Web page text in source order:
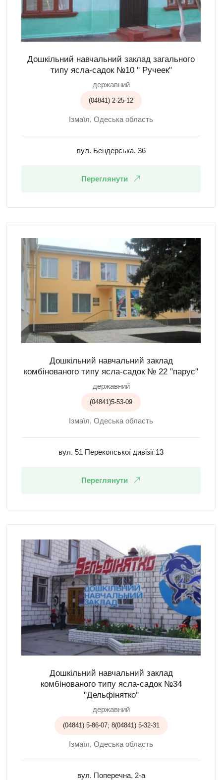
Дошкільний навчальний заклад загального
типу ясла-садок №10 " Ручеек"
державний
(04841) 2-25-12
Ізмаїл, Одеська область
вул. Бендерська, 36
Переглянути
Дошкільний навчальний заклад
комбінованого типу ясла-садок № 22 "парус"
державний
(04841)5-53-09
Ізмаїл, Одеська область
вул. 51 Перекопської дивізії 13
Переглянути
Дошкільний навчальний заклад
комбінованого типу ясла-садок №34
"Дельфінятко"
державний
(04841) 5-86-07; 8(04841) 5-32-31
Ізмаїл, Одеська область
вул. Поперечна, 2-а